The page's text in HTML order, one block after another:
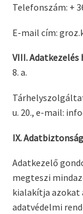
Telefonszám: +
E-mail cím:
VIII. Adatkezelés
8. a.
u. 20., e-mail:
IX. Adatbiztonság
Adatkezelő
megteszi
kialakítja azokat
adatvédelmi